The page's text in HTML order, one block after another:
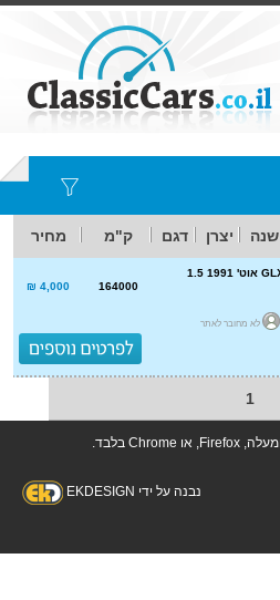
שנה יצרן דגם ק"מ מחיר
לא מחובר לאתר
164000
4,000 ₪
1
נבנה על ידי EKDESIGN